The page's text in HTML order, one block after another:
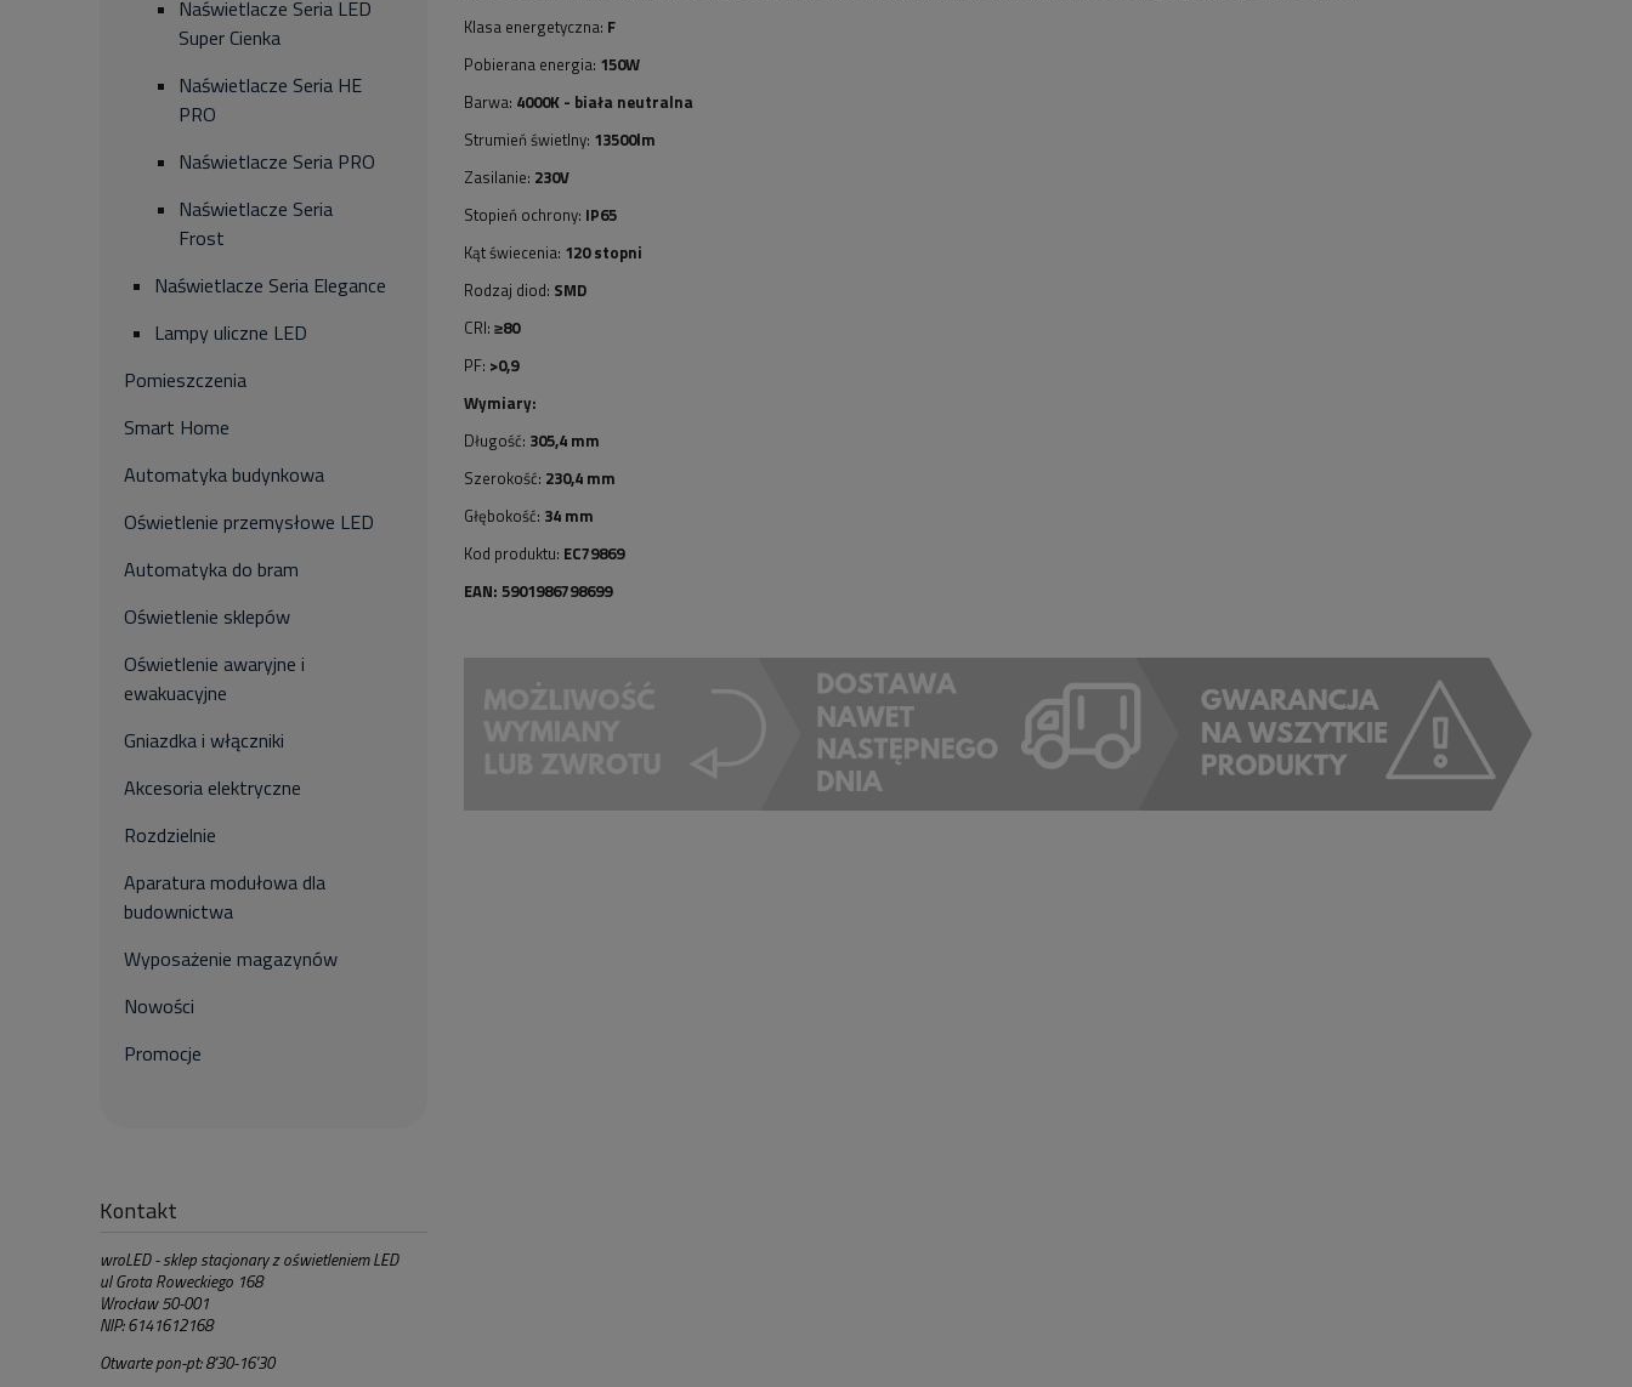
Naświetlacze Seria LED
Super Cienka
Naświetlacze Seria HE
PRO
Naświetlacze Seria PRO
Naświetlacze Seria
Frost
Naświetlacze Seria Elegance
Lampy uliczne LED
Pomieszczenia
Smart Home
Automatyka budynkowa
Oświetlenie przemysłowe LED
Automatyka do bram
Oświetlenie sklepów
Oświetlenie awaryjne i
ewakuacyjne
Gniazdka i włączniki
Akcesoria elektryczne
Rozdzielnie
Aparatura modułowa dla
budownictwa
Wyposażenie magazynów
Nowości
Promocje
Kontakt
wroLED - sklep stacjonary z oświetleniem LED
ul Grota Roweckiego 168
Wrocław 50-001
NIP: 6141612168
Otwarte pon-pt: 8'30-16'30
Klasa energetyczna: F
Pobierana energia: 150W
Barwa: 4000K - biała neutralna
Strumień świetlny: 13500lm
Zasilanie: 230V
Stopień ochrony: IP65
Kąt świecenia: 120 stopni
Rodzaj diod: SMD
CRI: ≥80
PF: >0,9
Wymiary:
Długość: 305,4 mm
Szerokość: 230,4 mm
Głębokość: 34 mm
Kod produktu: EC79869
EAN: 5901986798699